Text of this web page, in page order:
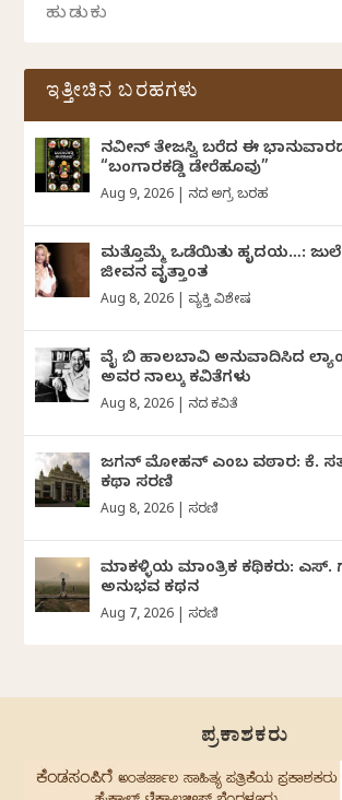
ಇತ್ತೀಚಿನ ಬರಹಗಳು
ನವೀನ್‌ ತೇಜಸ್ವಿ ಬರೆದ ಈ
“ಬಂಗಾರಕಡ್ಡಿ ಡೇರೆಹೂವು”
Aug 9, 2026 ದಿನದ ಅಗ್ರ ಬರಹ
ಮತ್ತೊಮ್ಮೆ ಒಡೆಯಿತು ಹೃದಯ…:
ಜೀವನ ವೃತ್ತಾಂತ
Aug 8, 2026 ವ್ಯಕ್ತಿ ವಿಶೇಷ
ವೈ ಬಿ ಹಾಲಬಾವಿ ಅನುವಾದಿಸಿದ
ಅವರ ನಾಲ್ಕು ಕವಿತೆಗಳು
Aug 8, 2026 ದಿನದ ಕವಿತೆ
ಜಗನ್‌ ಮೋಹನ್‌ ಎಂಬ ವಠಾರ: ಕೆ.
ಕಥಾ ಸರಣಿ
Aug 8, 2026 ಸರಣಿ
ಮಾಕಳ್ಳಿಯ ಮಾಂತ್ರಿಕ ಕಥಿಕರು: ಎಸ್.
ಅನುಭವ ಕಥನ
Aug 7, 2026 ಸರಣಿ
ಪ್ರಕಾಶಕರು